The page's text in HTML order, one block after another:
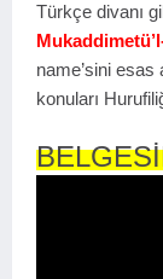
Türkçe divanı
name’sini esas
konuları